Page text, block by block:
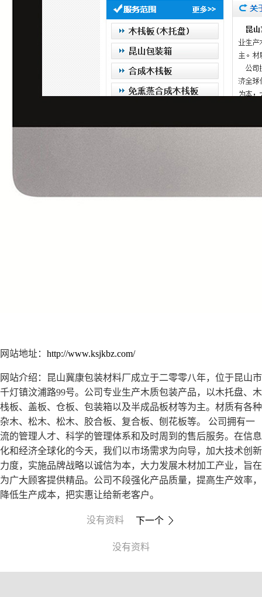
网站地址： http://www.ksjkbz.com/
网站介绍：昆山冀康包装材料厂成立于二零零八年，位于昆山市
千灯镇汶浦路99号。公司专业生产木质包装产品，以木托盘、木
栈板、盖板、仓板、包装箱以及半成品板材等为主。材质有各种
杂木、松木、松木、胶合板、复合板、刨花板等。 公司拥有一
流的管理人才、科学的管理体系和及时周到的售后服务。在信息
化和经济全球化的今天，我们以市场需求为向导，加大技术创新
力度，实施品牌战略以诚信为本，大力发展木材加工产业，旨在
为广大顾客提供精品。公司不段强化产品质量，提高生产效率，
降低生产成本，把实惠让给新老客户。
没有资料 下一个 
没有资料